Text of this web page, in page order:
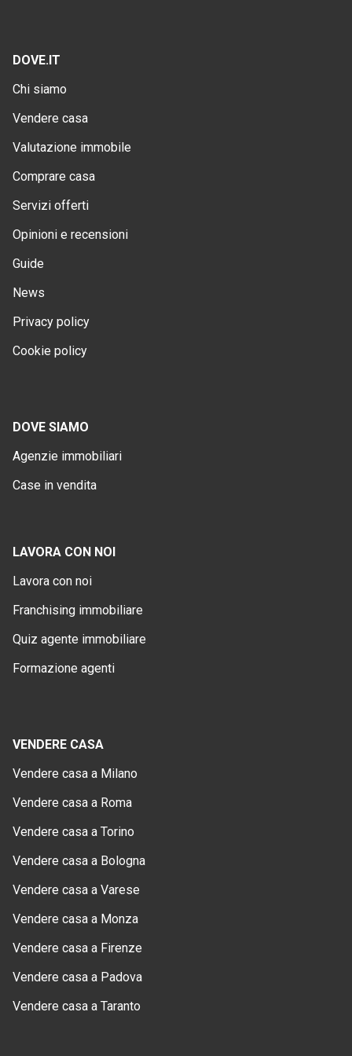
DOVE.IT
Chi siamo
Vendere casa
Valutazione immobile
Comprare casa
Servizi offerti
Opinioni e recensioni
Guide
News
Privacy policy
Cookie policy
DOVE SIAMO
Agenzie immobiliari
Case in vendita
LAVORA CON NOI
Lavora con noi
Franchising immobiliare
Quiz agente immobiliare
Formazione agenti
VENDERE CASA
Vendere casa a Milano
Vendere casa a Roma
Vendere casa a Torino
Vendere casa a Bologna
Vendere casa a Varese
Vendere casa a Monza
Vendere casa a Firenze
Vendere casa a Padova
Vendere casa a Taranto